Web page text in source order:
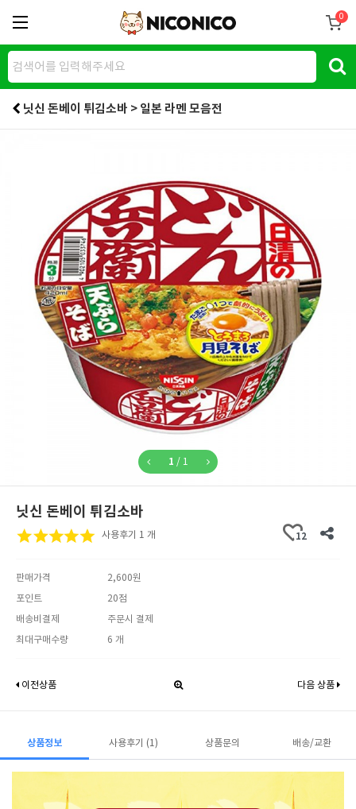
0
닛신 돈베이 튀김소바 > 일본 라멘 모음전
1 / 1
닛신 돈베이 튀김소바
사용후기 1 개 12
판매가격
2,600원
포인트
20점
배송비결제
주문시 결제
최대구매수량
6 개
이전상품 다음 상품
상품정보 사용후기 (1) 상품문의 배송/교환